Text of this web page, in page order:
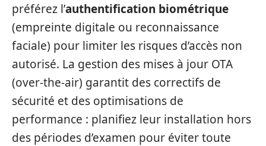
préférez l’authentification biométrique
(empreinte digitale ou reconnaissance
faciale) pour limiter les risques d’accès non
autorisé. La gestion des mises à jour OTA
(over-the-air) garantit des correctifs de
sécurité et des optimisations de
performance : planifiez leur installation hors
des périodes d’examen pour éviter toute